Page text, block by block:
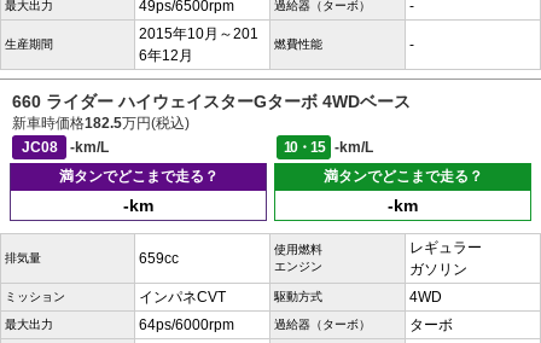
最大出力 49ps/6500rpm 過給器（ターボ） -
生産期間
2015年10月～201
6年12月
燃費性能 -
660 ライダー ハイウェイスターGターボ 4WDベース
新車時価格182.5万円(税込)
JC08
-km/L 10・15
-km/L
満タンでどこまで走る？
-km
満タンでどこまで走る？
-km
排気量 659cc
使用燃料
エンジン
レギュラー
ガソリン
ミッション インパネCVT 駆動方式 4WD
最大出力 64ps/6000rpm 過給器（ターボ） ターボ